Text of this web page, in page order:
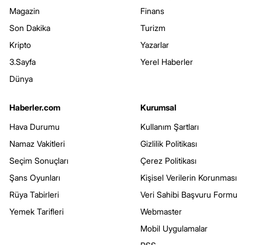
Magazin
Son Dakika
Kripto
3.Sayfa
Dünya
Finans
Turizm
Yazarlar
Yerel Haberler
Haberler.com
Hava Durumu
Namaz Vakitleri
Seçim Sonuçları
Şans Oyunları
Rüya Tabirleri
Yemek Tarifleri
Kurumsal
Kullanım Şartları
Gizlilik Politikası
Çerez Politikası
Kişisel Verilerin Korunması
Veri Sahibi Başvuru Formu
Webmaster
Mobil Uygulamalar